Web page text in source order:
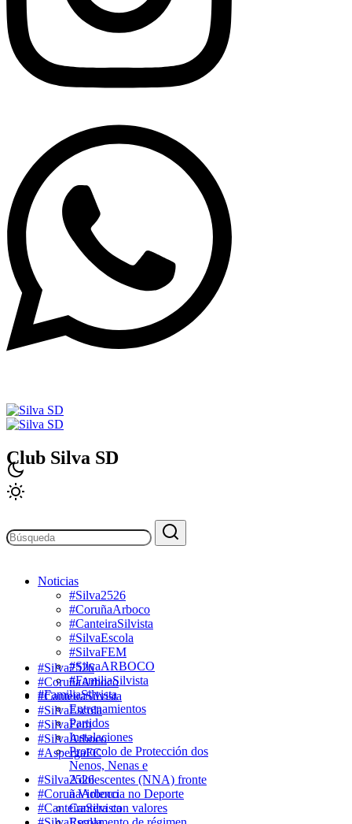
Club Silva SD
Noticias
#Silva2526
#CoruñaArboco
#CanteiraSilvista
#SilvaEscola
#SilvaFEM
#SilvaARBOCO
#FamiliaSilvista
#FamiliaSilvista
Entrenamientos
Partidos
Instalaciones
Protocolo de Protección dos
Nenos, Nenas e
Adolescentes (NNA) fronte
a Violencia no Deporte
Cantera con valores
#Silva2526
#CoruñaArboco
#CanteiraSilvista
#SilvaEscola
#SilvaFem
#SilvaArboco
#AspergaFC
#Silva2526
#CoruñaArboco
#CanteiraSilvista